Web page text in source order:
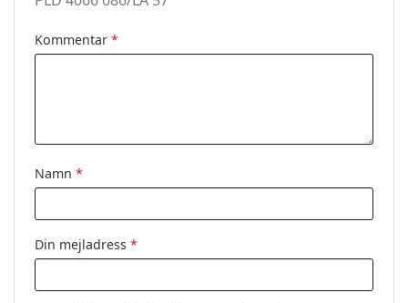
Kommentar *
Namn *
Din mejladress *